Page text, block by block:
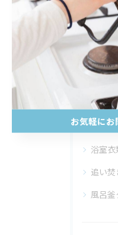
キッ
トイ
ベラン
レン
洗濯機
浴室
浴室
追い
風呂
お気軽に
お気軽に